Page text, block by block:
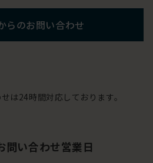
らのお問い合わせ
は24時間対応しております。
問い合わせ営業日